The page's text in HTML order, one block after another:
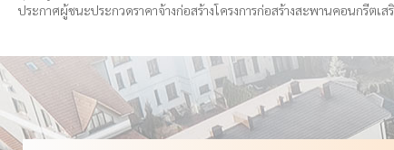
ประกาศผู้ชนะประกวดราคาจ้างก่อสร้างโครงการก่อสร้างสะพานคอนกรีต